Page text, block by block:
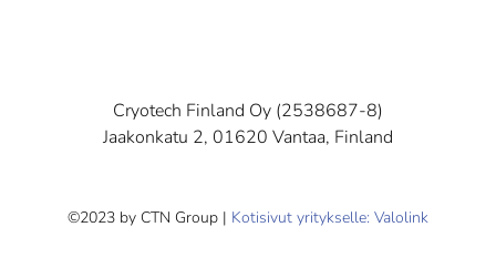
Cryotech Finland Oy (2538687-8)
Jaakonkatu 2, 01620 Vantaa, Finland
©2023 by CTN Group | Kotisivut yritykselle: Valolink